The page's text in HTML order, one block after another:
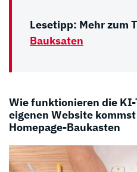
Lesetipp: Mehr zum
Bauksaten
Wie funktionieren die KI-
eigenen Website
Homepage-Baukasten